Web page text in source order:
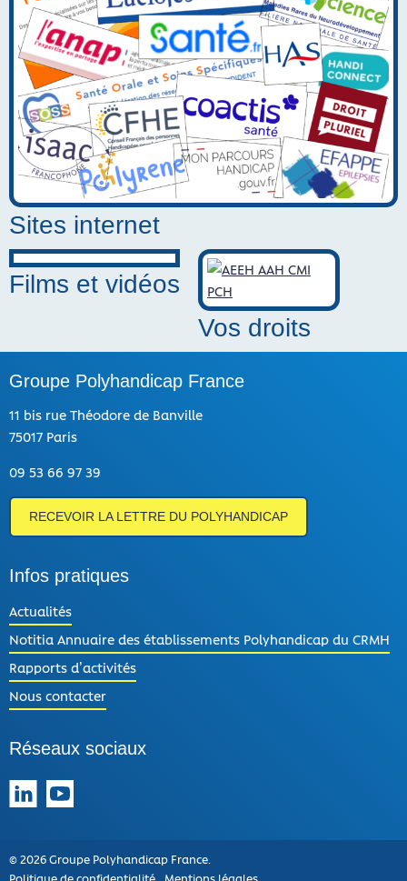
Sites internet
Films et vidéos
Vos droits
Groupe Polyhandicap France
11 bis rue Théodore de Banville
75017 Paris
09 53 66 97 39
RECEVOIR LA LETTRE DU POLYHANDICAP
Infos pratiques
Actualités
Notitia Annuaire des établissements Polyhandicap du CRMH
Rapports d’activités
Nous contacter
Réseaux sociaux
© 2026 Groupe Polyhandicap France.
Politique de confidentialité
Mentions légales